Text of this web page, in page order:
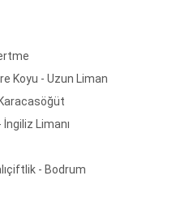
Koyu - Uzun Liman
Limanı
- Bodrum